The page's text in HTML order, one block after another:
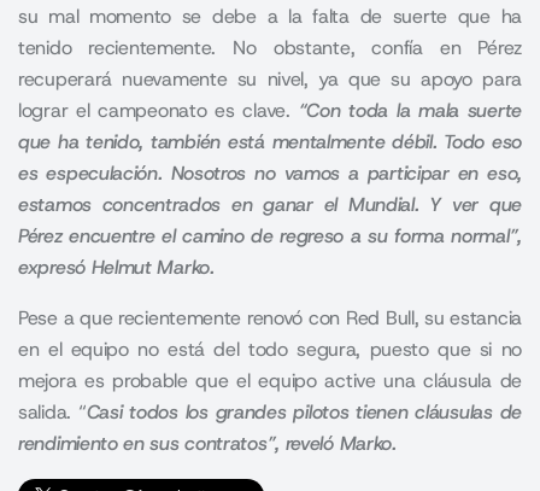
su mal momento se debe a la falta de suerte que ha
tenido recientemente. No obstante, confía en Pérez
recuperará nuevamente su nivel, ya que su apoyo para
lograr el campeonato es clave. “Con toda la mala suerte
que ha tenido, también está mentalmente débil. Todo eso
es especulación. Nosotros no vamos a participar en eso,
estamos concentrados en ganar el Mundial. Y ver que
Pérez encuentre el camino de regreso a su forma normal”,
expresó Helmut Marko.
Pese a que recientemente renovó con Red Bull, su estancia
en el equipo no está del todo segura, puesto que si no
mejora es probable que el equipo active una cláusula de
salida. “Casi todos los grandes pilotos tienen cláusulas de
rendimiento en sus contratos”, reveló Marko.